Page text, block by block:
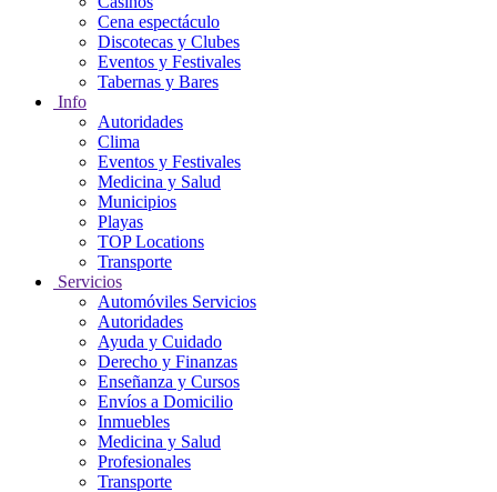
Cena espectáculo
Discotecas y Clubes
Eventos y Festivales
Tabernas y Bares
Info
Autoridades
Clima
Eventos y Festivales
Medicina y Salud
Municipios
Playas
TOP Locations
Transporte
Servicios
Automóviles Servicios
Autoridades
Ayuda y Cuidado
Derecho y Finanzas
Enseñanza y Cursos
Envíos a Domicilio
Inmuebles
Medicina y Salud
Profesionales
Transporte